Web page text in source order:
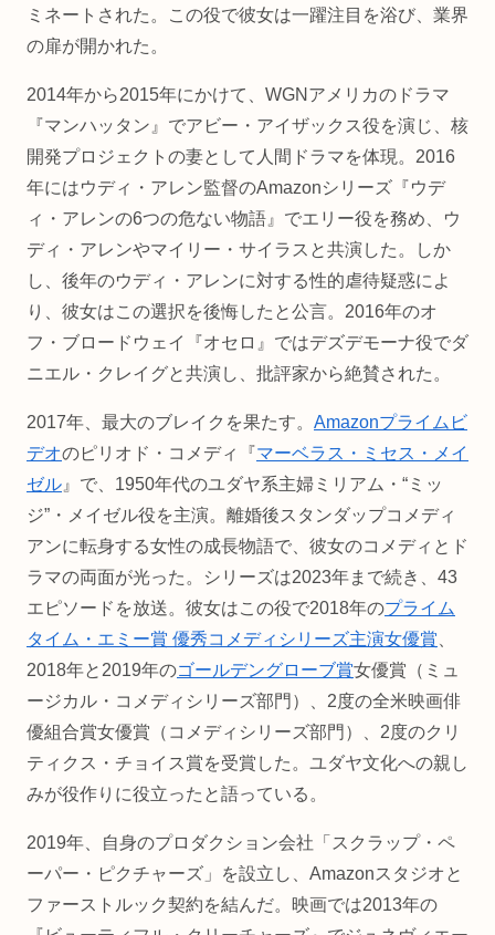
ミネートされた。この役で彼女は一躍注目を浴び、業界
の扉が開かれた。
2014年から2015年にかけて、WGNアメリカのドラマ
『マンハッタン』でアビー・アイザックス役を演じ、核
開発プロジェクトの妻として人間ドラマを体現。2016
年にはウディ・アレン監督のAmazonシリーズ『ウデ
ィ・アレンの6つの危ない物語』でエリー役を務め、ウ
ディ・アレンやマイリー・サイラスと共演した。しか
し、後年のウディ・アレンに対する性的虐待疑惑によ
り、彼女はこの選択を後悔したと公言。2016年のオ
フ・ブロードウェイ『オセロ』ではデズデモーナ役でダ
ニエル・クレイグと共演し、批評家から絶賛された。
2017年、最大のブレイクを果たす。 Amazonプライムビ
デオのピリオド・コメディ『マーベラス・ミセス・メイ
ゼル 』で、1950年代のユダヤ系主婦ミリアム・“ミッ
ジ”・メイゼル役を主演。離婚後スタンダップコメディ
アンに転身する女性の成長物語で、彼女のコメディとド
ラマの両面が光った。シリーズは2023年まで続き、43
エピソードを放送。彼女はこの役で2018年のプライム
タイム・エミー賞 優秀コメディシリーズ主演女優賞
2018年と2019年のゴールデングローブ賞女優賞（ミュ
ージカル・コメディシリーズ部門）、2度の全米映画俳
優組合賞女優賞（コメディシリーズ部門）、2度のクリ
ティクス・チョイス賞を受賞した。ユダヤ文化への親し
みが役作りに役立ったと語っている。
2019年、自身のプロダクション会社「スクラップ・ペ
ーパー・ピクチャーズ」を設立し、Amazonスタジオと
ファーストルック契約を結んだ。映画では2013年の